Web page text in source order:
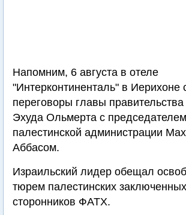
Напомним, 6 августа в отеле
"Интерконтиненталь" в Иерихоне
переговоры главы
Эхуда Ольмерта с председателем
палестинской администрации
Аббасом.
Израильский лидер обещал
тюрем палестинских
сторонников ФАТХ.